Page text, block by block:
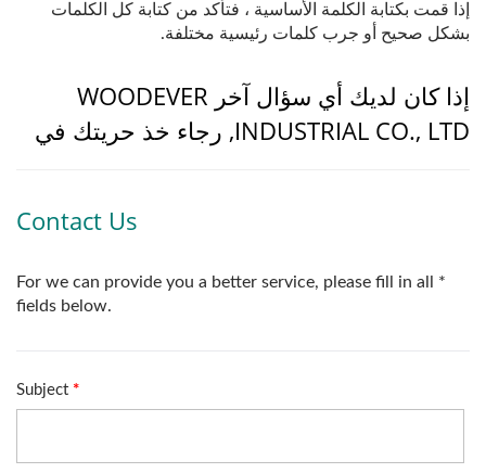
إذا قمت بكتابة الكلمة الأساسية ، فتأكد من كتابة كل الكلمات
بشكل صحيح أو جرب كلمات رئيسية مختلفة.
إذا كان لديك أي سؤال آخر WOODEVER
INDUSTRIAL CO., LTD, رجاء خذ حريتك في